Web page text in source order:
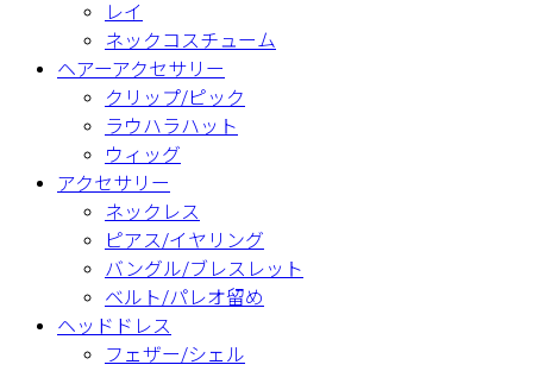
レイ
ネックコスチューム
ヘアーアクセサリー
クリップ/ピック
ラウハラハット
ウィッグ
アクセサリー
ネックレス
ピアス/イヤリング
バングル/ブレスレット
ベルト/パレオ留め
ヘッドドレス
フェザー/シェル